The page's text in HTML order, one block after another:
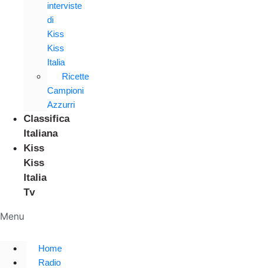
interviste
di
Kiss
Kiss
Italia
Ricette
Campioni
Azzurri
Classifica
Italiana
Kiss
Kiss
Italia
Tv
Menu
Home
Radio